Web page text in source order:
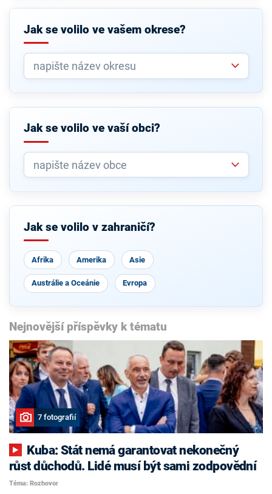
Jak se volilo ve vašem okrese?
Jak se volilo ve vaší obci?
Jak se volilo v zahraničí?
Afrika Amerika Asie
Austrálie a Oceánie Evropa
Nejnovější příspěvky k tématu
7 fotografií
růst důchodů. Lidé musí být sami zodpovědní
Téma: Rozhovor